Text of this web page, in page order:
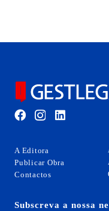
A Editora
Publicar Obra
Contactos
Subscreva a nossa